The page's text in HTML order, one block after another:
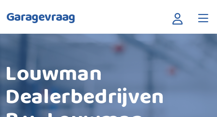
Garagevraag
Louwman
Dealerbedrijven